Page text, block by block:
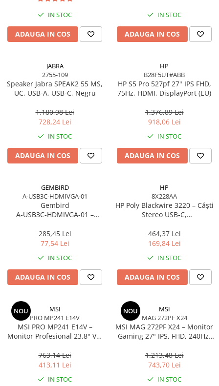
Imprimante Large Format Printer
Accesorii Large Format
Scannere Documente
Caști & Microfoane
Caști Business
Căști Gaming & Consumer
Display & signage
Ecrane Digital Signage
Ecrane Touchscreen Digital Signage
Proiectoare
Proiectoare Business
Proiectoare Consumer
Memorii Laptop
Memorii Flash
Stick-uri USB
Surse de Alimentare PC
Ventilatoare & Sisteme de Răcire
Ventilatoare & Sisteme de Răcire
Accesorii componente
Accesorii componente - altele
Blu-Ray, CD/DVD & Floppy Drives
Hub-uri USB
Genți & Rucsacuri
Husa Laptop
Rucsacuri & Genți Laptop
Kit-uri Tastatura si Mouse
UPS
Prize cu Protecție
USB & Card Readers
Cititoare de Carduri Usb
IN STOC
ADAUGA IN COS
IN STOC
ADAUGA IN COS
JABRA
2755-109
Speaker Jabra SPEAK2 55 MS,
UC, USB-A, USB-C, Negru
1.180,98 Lei
728,24 Lei
IN STOC
ADAUGA IN COS
HP
B28F5UT#ABB
HP S5 Pro 527pf 27" IPS FHD,
75Hz, HDMI, DisplayPort (EU)
1.376,89 Lei
918,06 Lei
IN STOC
ADAUGA IN COS
GEMBIRD
A-USB3C-HDMIVGA-01
Gembird
A‑USB3C‑HDMIVGA‑01 –
4K30Hz, Space Grey
285,45 Lei
77,54 Lei
IN STOC
ADAUGA IN COS
HP
8X228AA
HP Poly Blackwire 3220 – Căști
Stereo USB‑C,
Adapter
464,37 Lei
169,84 Lei
IN STOC
ADAUGA IN COS
NOU
MSI
PRO MP241 E14V
MSI PRO MP241 E14V –
Monitor Profesional 23.8" VA,
Adaptive‑Sync, HDMI, DP
763,14 Lei
413,11 Lei
IN STOC
NOU
MSI
MAG 272PF X24
MSI MAG 272PF X24 – Monitor
Gaming 27" IPS, FHD, 240Hz,
1.213,48 Lei
743,70 Lei
IN STOC